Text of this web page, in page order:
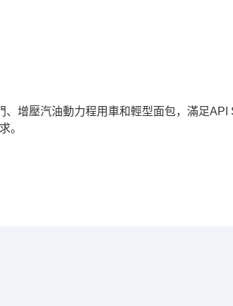
、增壓汽油動力程用車和輕型面包，滿足API
。